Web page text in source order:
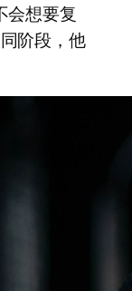
会想要复
阶段，他